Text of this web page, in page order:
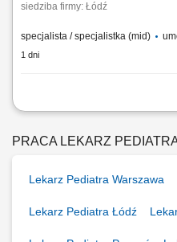
siedziba firmy: Łódź
specjalista / specjalistka (mid)
1 dni
Nazwa kursu: Pierwsza pomoc
PRACA LEKARZ
Lekarz Pediatra Warszawa
Lekarz Pediatra Łódź